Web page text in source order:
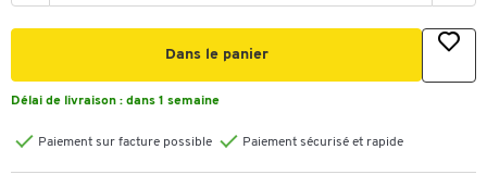
Dans le panier
Délai de livraison : dans 1 semaine
Paiement sur facture possible Paiement sécurisé et rapide